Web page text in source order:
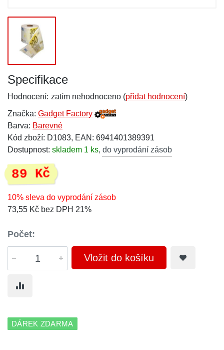
Specifikace
Hodnocení: zatím nehodnoceno (přidat hodnocení)
Značka: Gadget Factory
Barva: Barevné
Kód zboží: D1083, EAN: 6941401389391
Dostupnost: skladem 1 ks, do vyprodání zásob
89 Kč
10% sleva do vyprodání zásob
73,55 Kč bez DPH 21%
Počet:
Vložit do košíku
DÁREK ZDARMA